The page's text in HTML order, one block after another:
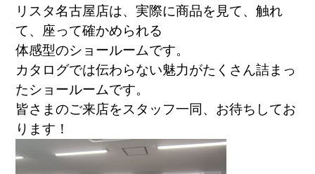
リスタ名古屋店は、実際に商品を見て、触れ
て、座って確かめられる
体感型のショールームです。
カタログでは伝わらない魅力がたくさん詰まっ
たショールームです。
皆さまのご来店をスタッフ一同、お待ちしてお
ります！